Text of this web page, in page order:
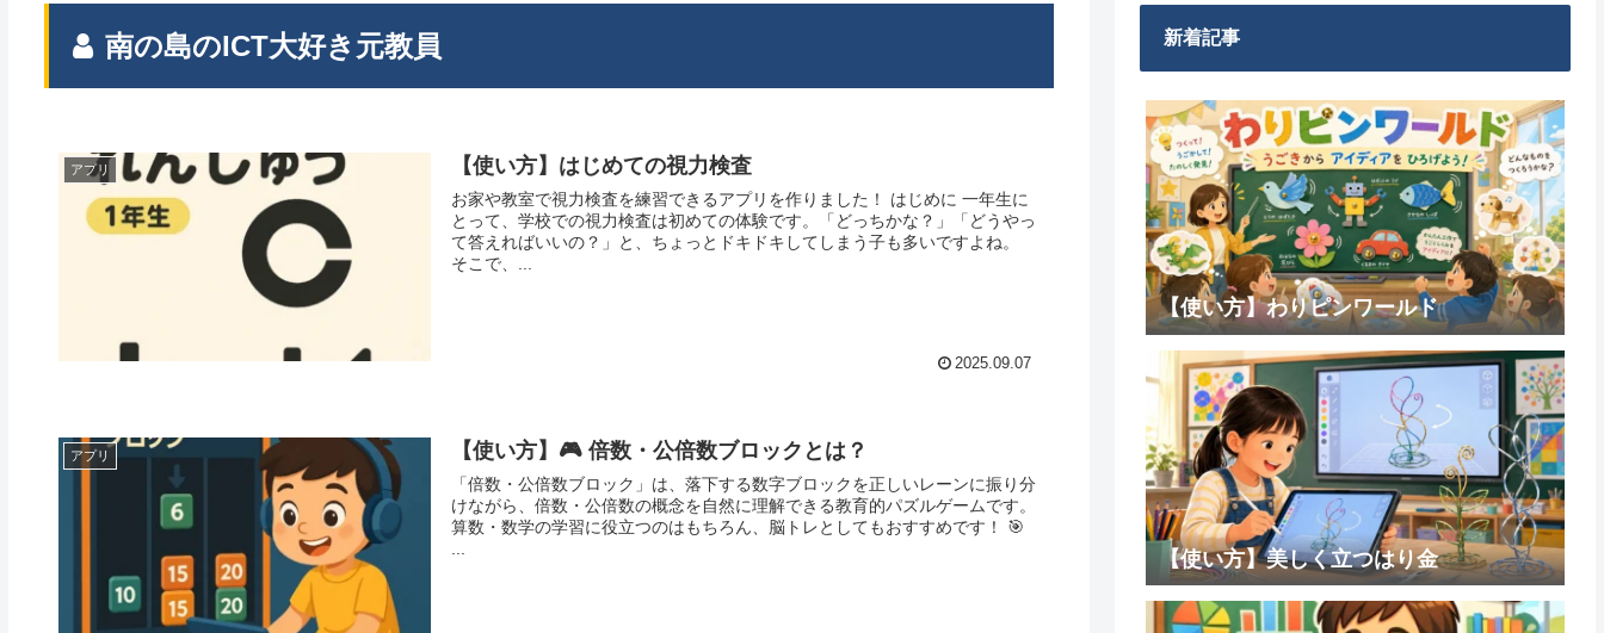
南の島のICT大好き元教員
アプリ 【使い方】はじめての視力検査
お家や教室で視力検査を練習できるアプリを作りました！ はじめに 一年生に
とって、学校での視力検査は初めての体験です。「どっちかな？」「どうやっ
て答えればいいの？」と、ちょっとドキドキしてしまう子も多いですよね。
そこで、...
2025.09.07
アプリ 【使い方】🎮 倍数・公倍数ブロックとは？
「倍数・公倍数ブロック」は、落下する数字ブロックを正しいレーンに振り分
けながら、倍数・公倍数の概念を自然に理解できる教育的パズルゲームです。
算数・数学の学習に役立つのはもちろん、脳トレとしてもおすすめです！ 🎯
...
新着記事
【使い方】わりピンワールド
【使い方】美しく立つはり金